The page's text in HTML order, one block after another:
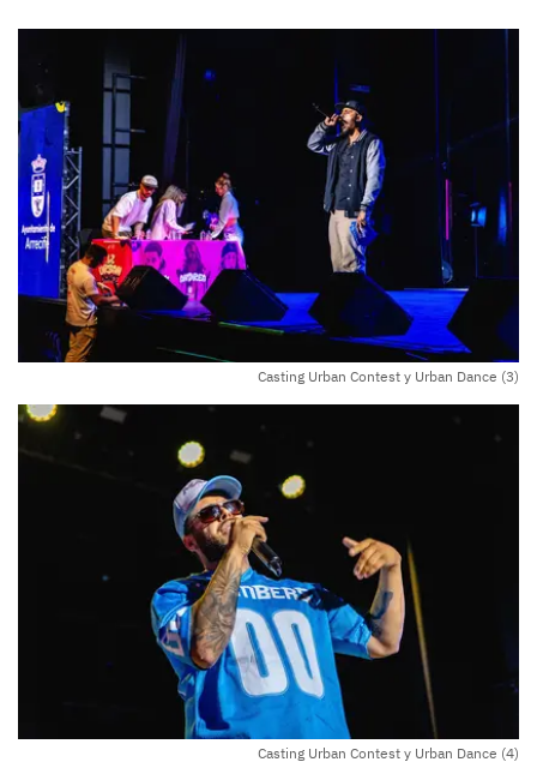
Casting Urban Contest y Urban Dance (3)
Casting Urban Contest y Urban Dance (4)